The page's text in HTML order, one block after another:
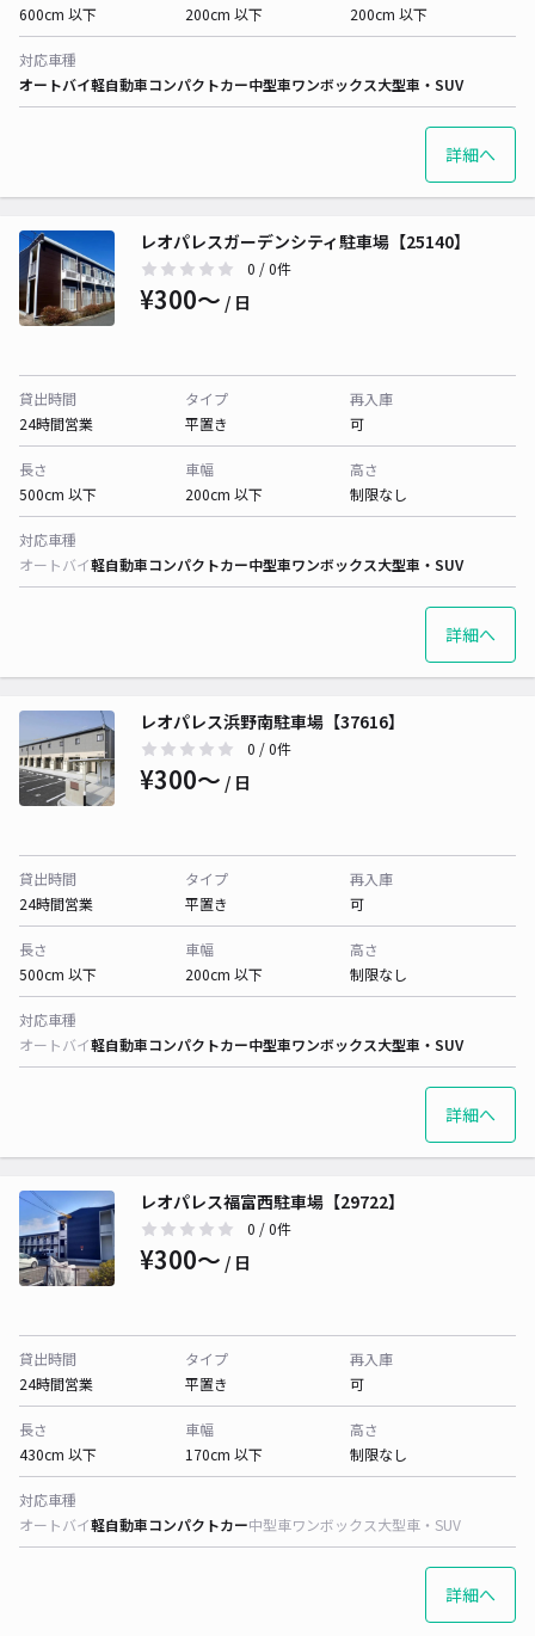
600cm 以下
200cm 以下
200cm 以下
対応車種
オートバイ軽自動車コンパクトカー中型車ワンボックス大型車・SUV
詳細へ
レオパレスガーデンシティ駐車場【25140】
0 / 0件
¥300〜 / 日
貸出時間
24時間営業
タイプ
平置き
再入庫
可
長さ
500cm 以下
車幅
200cm 以下
高さ
制限なし
対応車種
オートバイ軽自動車コンパクトカー中型車ワンボックス大型車・SUV
詳細へ
レオパレス浜野南駐車場【37616】
0 / 0件
¥300〜 / 日
貸出時間
24時間営業
タイプ
平置き
再入庫
可
長さ
500cm 以下
車幅
200cm 以下
高さ
制限なし
対応車種
オートバイ軽自動車コンパクトカー中型車ワンボックス大型車・SUV
詳細へ
レオパレス福富西駐車場【29722】
0 / 0件
¥300〜 / 日
貸出時間
24時間営業
タイプ
平置き
再入庫
可
長さ
430cm 以下
車幅
170cm 以下
高さ
制限なし
対応車種
オートバイ軽自動車コンパクトカー中型車ワンボックス大型車・SUV
詳細へ